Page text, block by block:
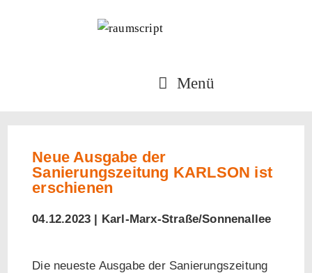
Menü
Neue Ausgabe der
Sanierungszeitung KARLSON ist
erschienen
04.12.2023 | Karl-Marx-Straße/Sonnenallee
Die neueste Ausgabe der Sanierungszeitung